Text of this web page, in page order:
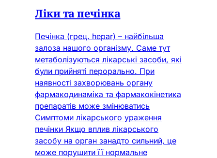
Ліки та печінка
Печінка (грец. hepar) – найбільша
залоза нашого організму. Саме тут
метаболізуються лікарські засоби, які
були прийняті перорально. При
наявності захворювань органу
фармакодинаміка та фармакокінетика
препаратів може змінюватись
Симптоми лікарського ураження
печінки Якщо вплив лікарського
засобу на орган занадто сильний, це
може порушити її нормальне